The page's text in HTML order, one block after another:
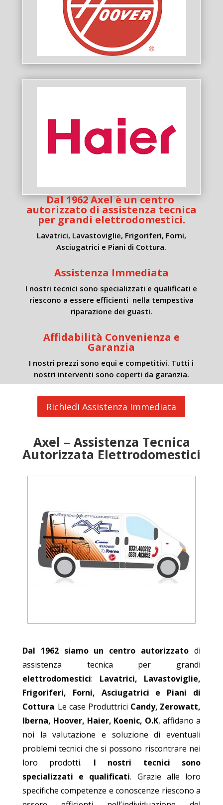
Dal 1962 Axel è un centro
autorizzato di assistenza tecnica
per grandi elettrodomestici.
Lavatrici, Lavastoviglie, Frigoriferi, Forni,
Asciugatrici e Piani di Cottura.
Assistenza Immediata
I nostri tecnici sono specializzati e qualificati e
riescono a essere efficienti nella tempestiva
riparazione dei guasti.
Affidabilità Convenienza e
Garanzia
I nostri prezzi sono equi e competitivi. Tutti i
nostri interventi sono coperti da garanzia.
Richiedi Assistenza Immediata
Axel – Assistenza Tecnica
Autorizzata Elettrodomestici
Dal 1962 siamo un centro autorizzato di
assistenza tecnica per grandi
elettrodomestici: Lavatrici, Lavastoviglie,
Frigoriferi, Forni, Asciugatrici e Piani di
Cottura. Le case Produttrici Candy, Zerowatt,
Iberna, Hoover, Haier, Koenic, O.K, affidano a
noi la valutazione e soluzione di eventuali
problemi tecnici che si possono riscontrare nei
loro prodotti. I nostri tecnici sono
specializzati e qualificati. Grazie alle loro
specifiche competenze e conoscenze riescono a